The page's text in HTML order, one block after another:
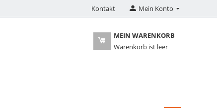
Mein Konto
Kontakt
MEIN WARENKORB
Warenkorb ist leer